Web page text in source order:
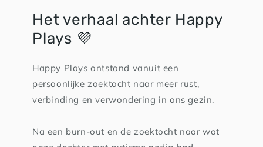
Het verhaal achter Happy
Plays 💜
Happy Plays ontstond vanuit een
persoonlijke zoektocht naar meer rust,
verbinding en verwondering in ons gezin.
Na een burn-out en de zoektocht naar wat